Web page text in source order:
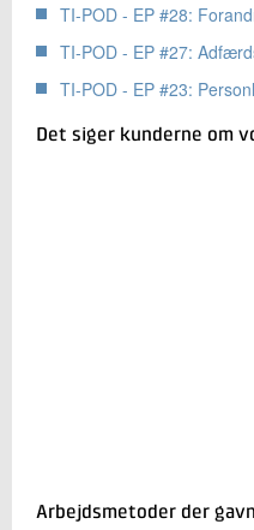
TI-POD - EP #28:
TI-POD - EP #27:
TI-POD - EP #23:
Det siger kunderne om
Arbejdsmetoder der